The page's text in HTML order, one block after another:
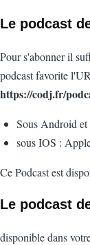
Le podcast
Pour s'abonner il
podcast favorite
https://codj.fr/
Sous Android
sous IOS :
Ce Podcast est
Le podcast
disponible dans